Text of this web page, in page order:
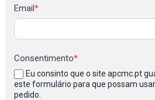
Newsletter
Email*
Consentimento*
Eu consinto que o site apcmc.pt
este formulário para que possam
pedido.